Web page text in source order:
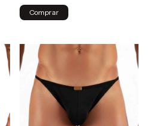
Comprar